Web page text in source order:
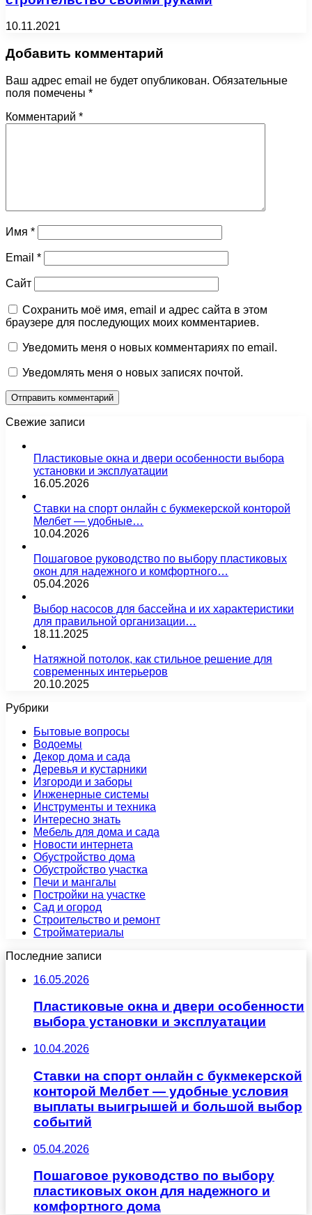
10.11.2021
Добавить комментарий
Ваш адрес email не будет опубликован. Обязательные
поля помечены *
Комментарий *
Имя *
Email *
Сайт
Сохранить моё имя, email и адрес сайта в этом
браузере для последующих моих комментариев.
Уведомить меня о новых комментариях по email.
Уведомлять меня о новых записях почтой.
Свежие записи
Пластиковые окна и двери особенности выбора
установки и эксплуатации
16.05.2026
Ставки на спорт онлайн с букмекерской конторой
Мелбет — удобные…
10.04.2026
Пошаговое руководство по выбору пластиковых
окон для надежного и комфортного…
05.04.2026
Выбор насосов для бассейна и их характеристики
для правильной организации…
18.11.2025
Натяжной потолок, как стильное решение для
современных интерьеров
20.10.2025
Рубрики
Бытовые вопросы
Водоемы
Декор дома и сада
Деревья и кустарники
Изгороди и заборы
Инженерные системы
Инструменты и техника
Интересно знать
Мебель для дома и сада
Новости интернета
Обустройство дома
Обустройство участка
Печи и мангалы
Постройки на участке
Сад и огород
Строительство и ремонт
Стройматериалы
Последние записи
16.05.2026
Пластиковые окна и двери особенности
выбора установки и эксплуатации
10.04.2026
Ставки на спорт онлайн с букмекерской
конторой Мелбет — удобные условия
выплаты выигрышей и большой выбор
событий
05.04.2026
Пошаговое руководство по выбору
пластиковых окон для надежного и
комфортного дома